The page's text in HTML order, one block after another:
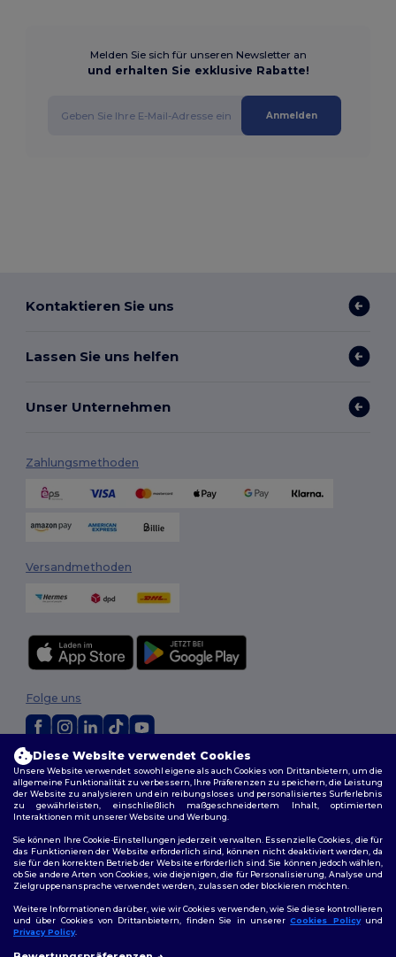
Melden Sie sich für unseren Newsletter an
und erhalten Sie exklusive Rabatte!
Anmelden
Kontaktieren Sie uns
Lassen Sie uns helfen
Unser Unternehmen
Zahlungsmethoden
Versandmethoden
Allgemeine Geschäftsbedingungen|Personalisierungsrichtlinien|
Datenschutzbestimmungen| Cookie-Richtlinie|Site Map
Folge uns
Diese Website verwendet Cookies
Unsere Website verwendet sowohl eigene als auch Cookies von Drittanbietern, um die
allgemeine Funktionalität zu verbessern, Ihre Präferenzen zu speichern, die Leistung
der Website zu analysieren und ein reibungsloses und personalisiertes Surferlebnis
zu gewährleisten, einschließlich maßgeschneidertem Inhalt, optimierten
Interaktionen mit unserer Website und Werbung.
Sie können Ihre Cookie-Einstellungen jederzeit verwalten. Essenzielle Cookies, die für
das Funktionieren der Website erforderlich sind, können nicht deaktiviert werden, da
sie für den korrekten Betrieb der Website erforderlich sind. Sie können jedoch wählen,
ob Sie andere Arten von Cookies, wie diejenigen, die für Personalisierung, Analyse und
Zielgruppenansprache verwendet werden, zulassen oder blockieren möchten.
Weitere Informationen darüber, wie wir Cookies verwenden, wie Sie diese kontrollieren
und über Cookies von Drittanbietern, finden Sie in unsererCookies Policyund
Privacy Policy.